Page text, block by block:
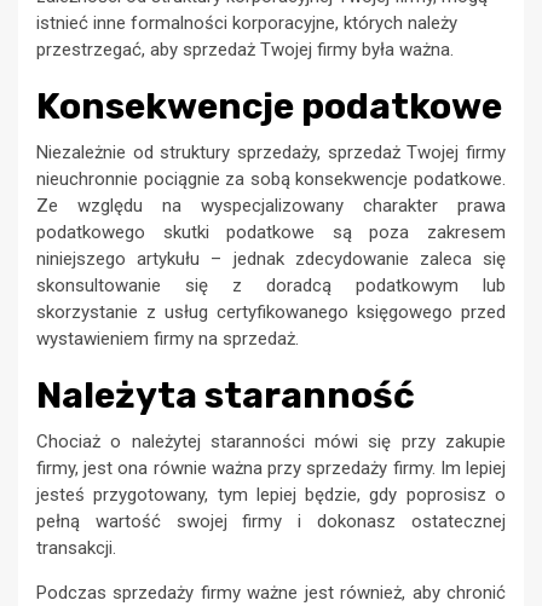
istnieć inne formalności korporacyjne, których należy
przestrzegać, aby sprzedaż Twojej firmy była ważna.
Konsekwencje podatkowe
Niezależnie od struktury sprzedaży, sprzedaż Twojej firmy
nieuchronnie pociągnie za sobą konsekwencje podatkowe.
Ze względu na wyspecjalizowany charakter prawa
podatkowego skutki podatkowe są poza zakresem
niniejszego artykułu – jednak zdecydowanie zaleca się
skonsultowanie się z doradcą podatkowym lub
skorzystanie z usług certyfikowanego księgowego przed
wystawieniem firmy na sprzedaż.
Należyta staranność
Chociaż o należytej staranności mówi się przy zakupie
firmy, jest ona równie ważna przy sprzedaży firmy. Im lepiej
jesteś przygotowany, tym lepiej będzie, gdy poprosisz o
pełną wartość swojej firmy i dokonasz ostatecznej
transakcji.
Podczas sprzedaży firmy ważne jest również, aby chronić